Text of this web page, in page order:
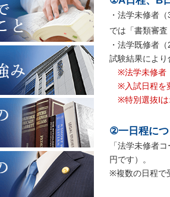
・法学未修者
では「書類審査
・法学既修者
試験結果により
※法学未修者
※入試日程を
※特別選抜Ⅰは
②一日程につ
「法学未修者
円です）。
※複数の日程で